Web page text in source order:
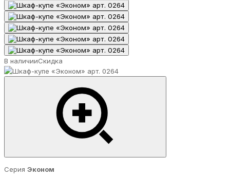
В наличииСкидка
Серия Эконом